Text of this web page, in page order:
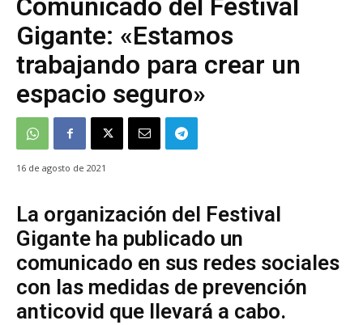
Comunicado del Festival
Gigante: «Estamos
trabajando para crear un
espacio seguro»
16 de agosto de 2021
La organización del Festival
Gigante ha publicado un
comunicado en sus redes sociales
con las medidas de prevención
anticovid que llevará a cabo.